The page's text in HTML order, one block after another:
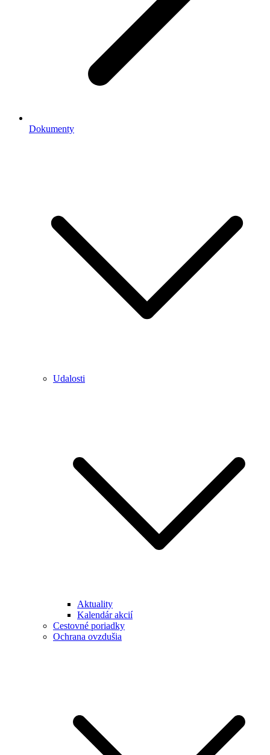
Dokumenty
Udalosti
Aktuality
Kalendár akcií
Cestovné poriadky
Ochrana ovzdušia